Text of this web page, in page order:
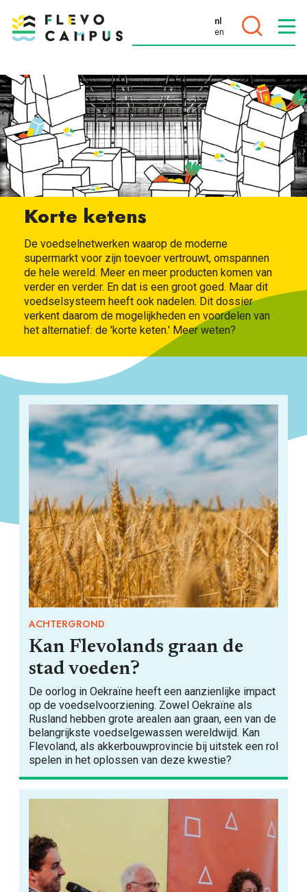
DOELEN
PROGRAMMA’S
VOOR WIE
ONTDEKKEN
OVER
FOOD PIONEERS
nl
en
Korte ketens
De voedselnetwerken waarop de moderne
supermarkt voor zijn toevoer vertrouwt, omspannen
de hele wereld. Meer en meer producten komen van
verder en verder. En dat is een groot goed. Maar dit
voedselsysteem heeft ook nadelen. Dit dossier
verkent daarom de mogelijkheden en voordelen van
het alternatief: de 'korte keten.' Meer weten?
ACHTERGROND
Kan Flevolands graan de
stad voeden?
De oorlog in Oekraïne heeft een aanzienlijke impact
op de voedselvoorziening. Zowel Oekraïne als
Rusland hebben grote arealen aan graan, een van de
belangrijkste voedselgewassen wereldwijd. Kan
Flevoland, als akkerbouwprovincie bij uitstek een rol
spelen in het oplossen van deze kwestie?